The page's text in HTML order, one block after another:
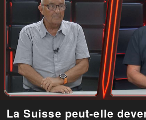
La Suisse peut-elle